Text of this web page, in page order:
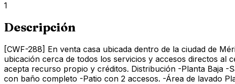
1
Descripción
[CWF-288] En venta casa ubicada dentro de la ciudad de
ubicación cerca de todos los servicios y accesos directos al
acepta recurso propio y créditos. Distribución -Planta Baja -
con baño completo -Patio con 2 accesos. -Área de lavado